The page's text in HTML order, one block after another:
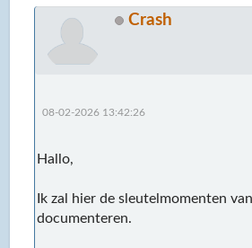
Crash
08-02-2026 13:42:26
Hallo,
Ik zal hier de sleutelmomenten
documenteren.